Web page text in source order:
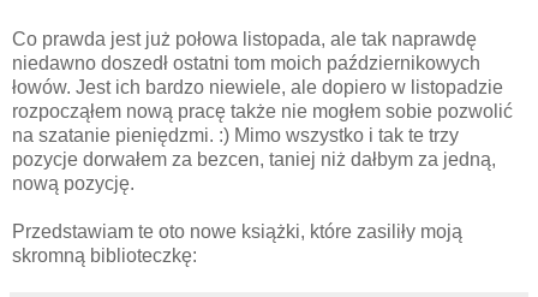
Co prawda jest już połowa listopada, ale tak naprawdę
niedawno doszedł ostatni tom moich październikowych
łowów. Jest ich bardzo niewiele, ale dopiero w listopadzie
rozpocząłem nową pracę także nie mogłem sobie pozwolić
na szatanie pieniędzmi. :) Mimo wszystko i tak te trzy
pozycje dorwałem za bezcen, taniej niż dałbym za jedną,
nową pozycję.
Przedstawiam te oto nowe książki, które zasiliły moją
skromną biblioteczkę: